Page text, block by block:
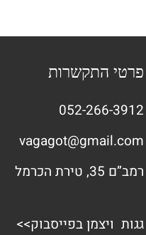
פרטי התקשרות
052-266-3912
vagagot@gmail.com
רמב”ם 35, טירת הכרמל
גגות ויצמן בפייסבוק>>